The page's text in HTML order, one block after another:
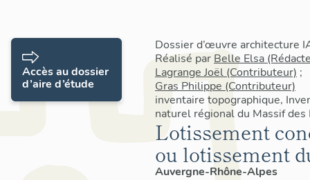
Dossier d’œuvre architecture
Réalisé par Belle Elsa
Lagrange Joël (Contributeur) ;
Gras Philippe (Contributeur)
inventaire topographique,
naturel régional du Massif des
Lotissement
ou lotissement
Auvergne-Rhône-Alpes
Accès au dossier
d’aire d’étude